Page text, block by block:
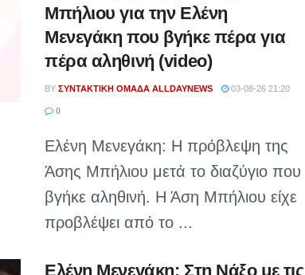
Μπήλιου για την Ελένη
Μενεγάκη που βγήκε πέρα για
πέρα αληθινή (video)
BY ΣΥΝΤΑΚΤΙΚΉ ΟΜΆΔΑ ALLDAYNEWS 03-08-26 21:20
0
Ελένη Μενεγάκη: Η πρόβλεψη της
Άσης Μπήλιου μετά το διαζύγιο που
βγήκε αληθινή. Η Άση Μπήλιου είχε
προβλέψει από το ...
Ελένη Μενεγάκη: Στη Νάξο με τις